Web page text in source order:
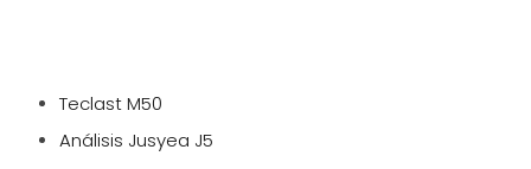
Teclast M50
Análisis Jusyea J5